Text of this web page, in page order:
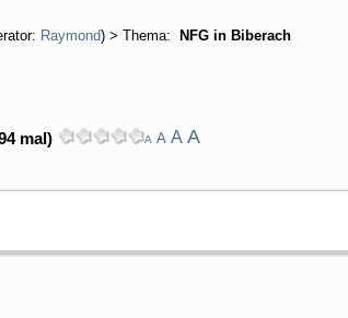
Raymond) > Thema: NFG in Biberach
mal) A A A A